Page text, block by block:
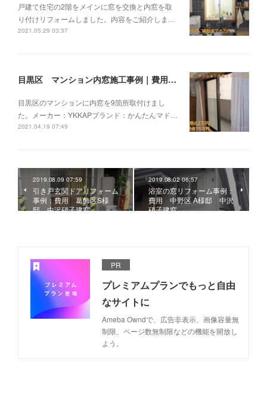
戸建て住宅の2階をメインに窓を交換と内窓を取
り付けリフォームしました。内容をご紹介しま…
2021.05.29 03:37
目黒区 マンション内窓施工事例｜費用62万円
目黒区のマンションに内窓を9箇所取付けまし
た。メーカー：YKKAPブランド：かんたんマド…
2021.04.19 07:49
2019.08.09 07:59
引き戸玄関ドアリフォーム
事例：費用 葛飾区S様
邸 中沢硝子建窓
2019.08.02 06:57
浴室の窓リフォーム事例：
費用 中野区 A様邸 中沢
硝子建窓
PR
プレミアムプランでもっと自由
なサイトに
Ameba Owndで、広告非表示、画像容量無
制限、ページ数無制限などの機能を開放し
よう。